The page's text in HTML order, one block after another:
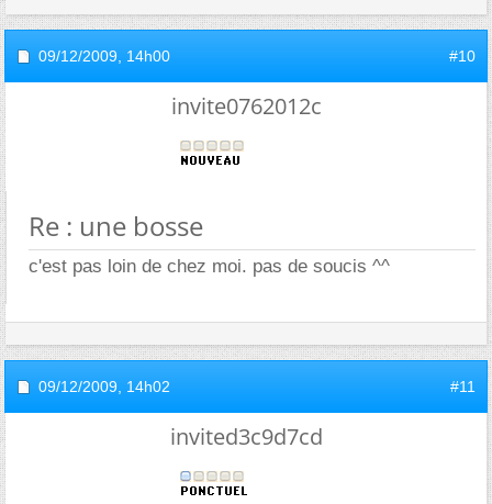
09/12/2009, 14h00 #10
invite0762012c
Re : une bosse
c'est pas loin de chez moi. pas de soucis ^^
09/12/2009, 14h02 #11
invited3c9d7cd